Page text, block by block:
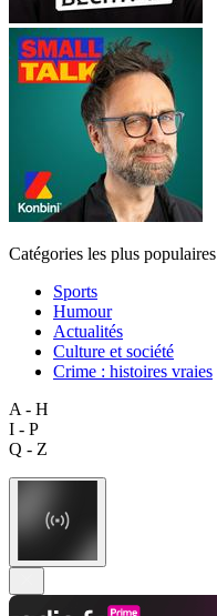
Catégories les plus populaires
Sports
Humour
Actualités
Culture et société
Crime : histoires vraies
A - H
I - P
Q - Z